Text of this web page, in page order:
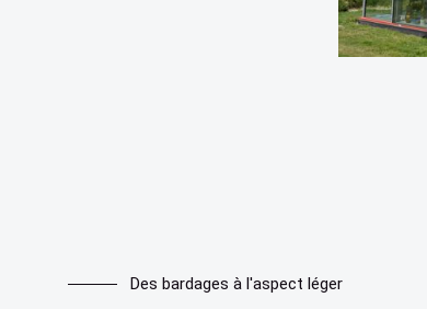
Des bardages à l'aspect léger